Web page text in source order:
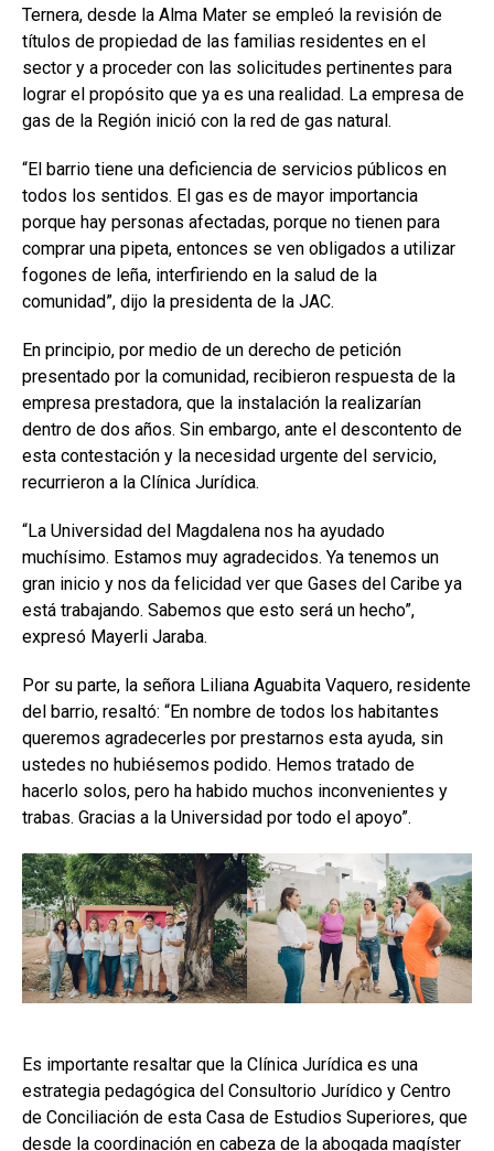
Ternera, desde la Alma Mater se empleó la revisión de
títulos de propiedad de las familias residentes en el
sector y a proceder con las solicitudes pertinentes para
lograr el propósito que ya es una realidad. La empresa de
gas de la Región inició con la red de gas natural.
“El barrio tiene una deficiencia de servicios públicos en
todos los sentidos. El gas es de mayor importancia
porque hay personas afectadas, porque no tienen para
comprar una pipeta, entonces se ven obligados a utilizar
fogones de leña, interfiriendo en la salud de la
comunidad”, dijo la presidenta de la JAC.
En principio, por medio de un derecho de petición
presentado por la comunidad, recibieron respuesta de la
empresa prestadora, que la instalación la realizarían
dentro de dos años. Sin embargo, ante el descontento de
esta contestación y la necesidad urgente del servicio,
recurrieron a la Clínica Jurídica.
“La Universidad del Magdalena nos ha ayudado
muchísimo. Estamos muy agradecidos. Ya tenemos un
gran inicio y nos da felicidad ver que Gases del Caribe ya
está trabajando. Sabemos que esto será un hecho”,
expresó Mayerli Jaraba.
Por su parte, la señora Liliana Aguabita Vaquero, residente
del barrio, resaltó: “En nombre de todos los habitantes
queremos agradecerles por prestarnos esta ayuda, sin
ustedes no hubiésemos podido. Hemos tratado de
hacerlo solos, pero ha habido muchos inconvenientes y
trabas. Gracias a la Universidad por todo el apoyo”.
Es importante resaltar que la Clínica Jurídica es una
estrategia pedagógica del Consultorio Jurídico y Centro
de Conciliación de esta Casa de Estudios Superiores, que
desde la coordinación en cabeza de la abogada magíster